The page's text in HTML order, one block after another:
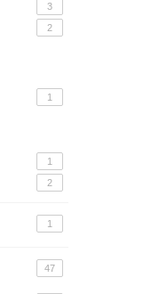
3
2
1
1
2
1
47